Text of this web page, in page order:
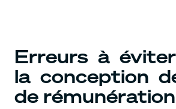
Erreurs à
la conception
de rémunération